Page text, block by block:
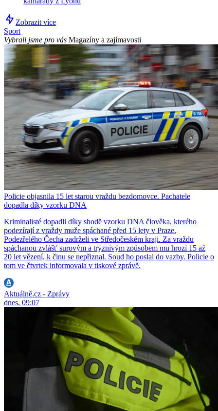
Zobrazit více
Sport
Vybrali jsme pro vás Magazíny a zajímavosti
Policie objasnila 15 let starou vraždu bezdomovce. Pachatele
dopadla díky vzorku DNA
Kriminalisté dopadli díky shodě vzorku DNA člověka, kterého
podezírají z vraždy muže spáchané před 15 lety v Praze.
Podezřelého Čecha zadrželi ve Středočeském kraji. Za vraždu
spáchanou zvlášť surovým a trýznivým způsobem mu hrozí 15 až
20 let vězení, k činu se nepřiznal. Soud ho poslal do vazby. Policie o
tom ve čtvrtek informovala v tiskové zprávě.
Aktuálně.cz - Zprávy
dnes, 09:07